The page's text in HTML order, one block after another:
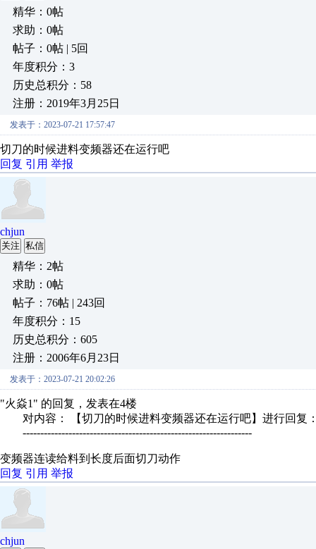
精华：0帖
求助：0帖
帖子：0帖 | 5回
年度积分：3
历史总积分：58
注册：2019年3月25日
发表于：2023-07-21 17:57:47
切刀的时候进料变频器还在运行吧
回复 引用 举报
chjun
关注 私信
精华：2帖
求助：0帖
帖子：76帖 | 243回
年度积分：15
历史总积分：605
注册：2006年6月23日
发表于：2023-07-21 20:02:26
"火焱1" 的回复，发表在4楼
对内容： 【切刀的时候进料变频器还在运行吧】进行回复
-----------------------------------------------------------------
变频器连读给料到长度后面切刀动作
回复 引用 举报
chjun